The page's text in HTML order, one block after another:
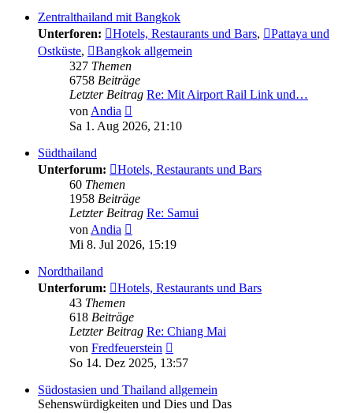
Zentralthailand mit Bangkok
Unterforen:
Hotels, Restaurants und Bars,
Pattaya und
Ostküste,
Bangkok allgemein
327 Themen
6758 Beiträge
Letzter Beitrag Re: Mit Airport Rail Link und…
von Andia
Beitrag
Sa 1. Aug 2026, 21:10
Südthailand
Unterforum:
Hotels, Restaurants und Bars
60 Themen
1958 Beiträge
Letzter Beitrag Re: Samui
von Andia
Beitrag
Mi 8. Jul 2026, 15:19
Nordthailand
Unterforum:
Hotels, Restaurants und Bars
43 Themen
618 Beiträge
Letzter Beitrag Re: Chiang Mai
von Fredfeuerstein
Beitrag
So 14. Dez 2025, 13:57
Südostasien und Thailand allgemein
Sehenswürdigkeiten und Dies und Das